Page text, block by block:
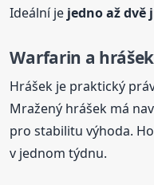
Ideální je jedno až dvě
Warfarin a hrášek
Hrášek je praktický
Mražený hrášek má
pro stabilitu výhoda.
v jednom týdnu.